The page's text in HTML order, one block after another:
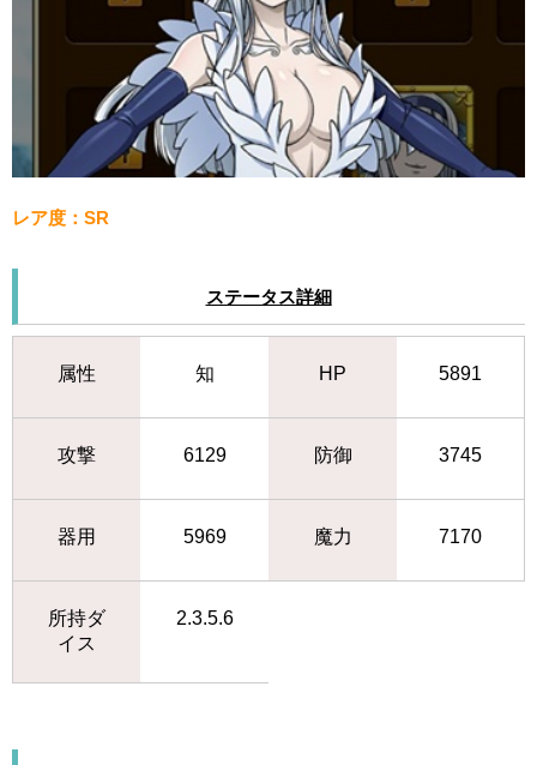
レア度：SR
ステータス詳細
属性 知 HP 5891
攻撃 6129 防御 3745
器用 5969 魔力 7170
所持ダ
イス
2.3.5.6